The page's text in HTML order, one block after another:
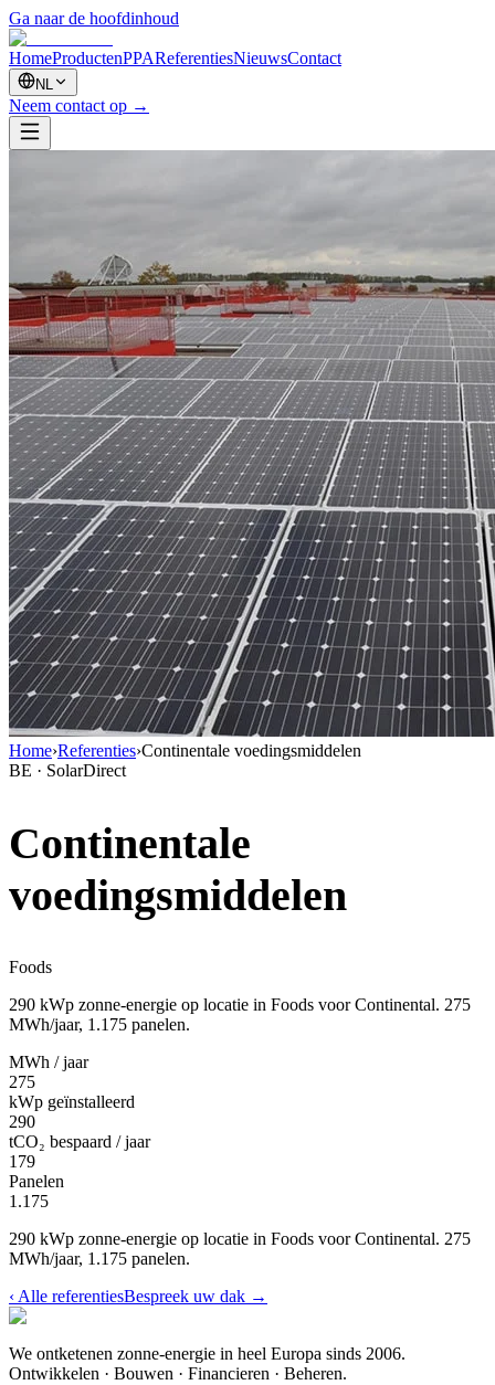
Ga naar de hoofdinhoud
HomeProductenPPAReferentiesNieuwsContact
NL
Neem contact op →
Home›Referenties›Continentale voedingsmiddelen
BE · SolarDirect
Continentale
voedingsmiddelen
Foods
290 kWp zonne-energie op locatie in Foods voor Continental. 275
MWh/jaar, 1.175 panelen.
MWh / jaar
275
kWp geïnstalleerd
290
tCO₂ bespaard / jaar
179
Panelen
1.175
290 kWp zonne-energie op locatie in Foods voor Continental. 275
MWh/jaar, 1.175 panelen.
‹ Alle referentiesBespreek uw dak →
We ontketenen zonne-energie in heel Europa sinds 2006.
Ontwikkelen · Bouwen · Financieren · Beheren.